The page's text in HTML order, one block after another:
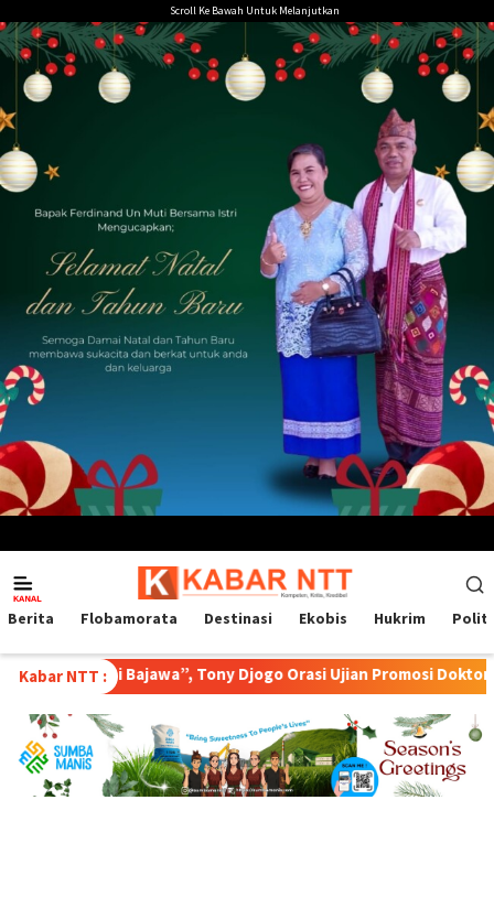
ke
konten
Scroll Ke Bawah Untuk Melanjutkan
Mobile
Berita Flobamorata Destinasi Ekobis Hukrim
Kabar NTT :
Bajawa”, Tony Djogo Orasi Ujian Promosi Doktor